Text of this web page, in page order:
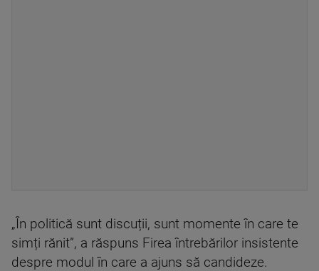
„În politică sunt discuții, sunt momente în care te
simți rănit”, a răspuns Firea întrebărilor insistente
despre modul în care a ajuns să candideze.